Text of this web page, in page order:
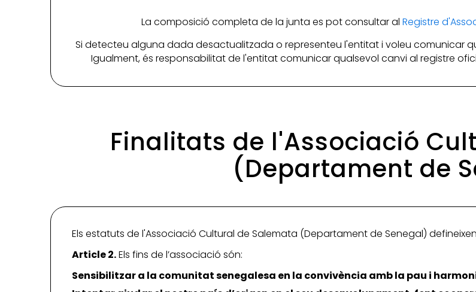
La composició completa de la junta es pot consultar al Registre
Si detecteu alguna dada desactualitzada o representeu l'entitat i voleu comunicar
Igualment, és responsabilitat de l'entitat comunicar qualsevol canvi al registre
Finalitats de l'Associació
(Departament de
Els estatuts de l'Associació Cultural de Salemata (Departament de Senegal)
Article 2.Els fins de l’associació són:
Sensibilitzar a la comunitat senegalesa en la convivència amb la pau i